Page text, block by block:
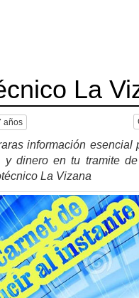
La
años
información esencial
y dinero en tu tramite
La Vizana